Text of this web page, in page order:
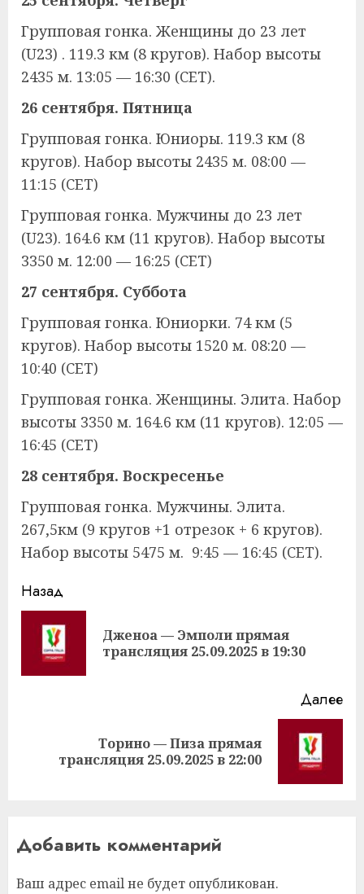
Групповая гонка. Женщины до 23 лет
(U23) . 119.3 км (8 кругов). Набор высоты
2435 м. 13:05 — 16:30 (CET).
26 сентября. Пятница
Групповая гонка. Юниоры. 119.3 км (8
кругов). Набор высоты 2435 м. 08:00 —
11:15 (CET)
Групповая гонка. Мужчины до 23 лет
(U23). 164.6 км (11 кругов). Набор высоты
3350 м. 12:00 — 16:25 (CET)
27 сентября. Суббота
Групповая гонка. Юниорки. 74 км (5
кругов). Набор высоты 1520 м. 08:20 —
10:40 (CET)
Групповая гонка. Женщины. Элита. Набор
высоты 3350 м. 164.6 км (11 кругов). 12:05 —
16:45 (CET)
28 сентября. Воскресенье
Групповая гонка. Мужчины. Элита.
267,5км (9 кругов +1 отрезок + 6 кругов).
Набор высоты 5475 м. 9:45 — 16:45 (CET).
Продолжить
чтение
Назад
Дженоа — Эмполи прямая
трансляция 25.09.2025 в 19:30
Далее
Следующая
запись:
Торино — Пиза прямая
трансляция 25.09.2025 в 22:00
Добавить комментарий
Ваш адрес email не будет опубликован.